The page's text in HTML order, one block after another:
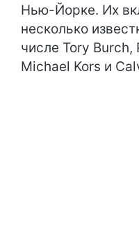
Нью-Йорке. Их
несколько
числе Tory Burch,
Michael Kors и